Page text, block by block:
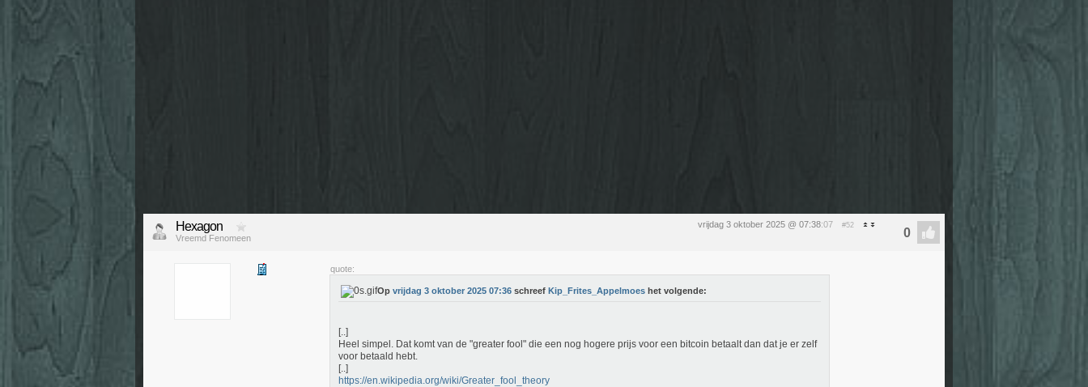
vrijdag 3 oktober 2025 @ 07:38:07 #52
Hexagon
Vreemd Fenomeen
quote:
Op vrijdag 3 oktober 2025 07:36 schreef Kip_Frites_Appelmoes het volgende:
[..]
Heel simpel. Dat komt van de "greater fool" die een nog hogere prijs voor een bitcoin betaalt dan dat je er zelf
voor betaald hebt.
[..]
https://en.wikipedia.org/wiki/Greater_fool_theory